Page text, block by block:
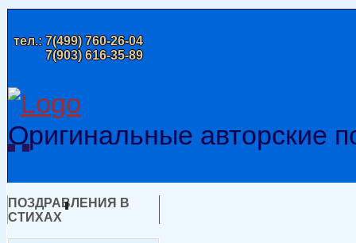
тел.:7(499) 760-26-04
7(903) 616-35-89
Оригинальные авторские
ПОЗДРАВЛЕНИЯ В
СТИХАХ